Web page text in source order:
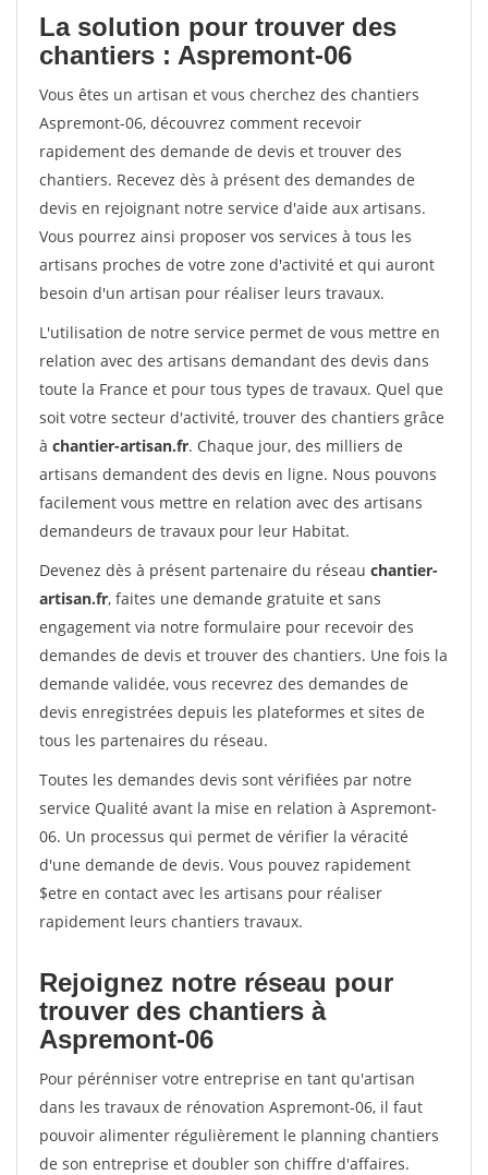
La solution pour trouver des
chantiers : Aspremont-06
Vous êtes un artisan et vous cherchez des chantiers
Aspremont-06, découvrez comment recevoir
rapidement des demande de devis et trouver des
chantiers. Recevez dès à présent des demandes de
devis en rejoignant notre service d'aide aux artisans.
Vous pourrez ainsi proposer vos services à tous les
artisans proches de votre zone d'activité et qui auront
besoin d'un artisan pour réaliser leurs travaux.
L'utilisation de notre service permet de vous mettre en
relation avec des artisans demandant des devis dans
toute la France et pour tous types de travaux. Quel que
soit votre secteur d'activité, trouver des chantiers grâce
à chantier-artisan.fr. Chaque jour, des milliers de
artisans demandent des devis en ligne. Nous pouvons
facilement vous mettre en relation avec des artisans
demandeurs de travaux pour leur Habitat.
Devenez dès à présent partenaire du réseau chantier-
artisan.fr, faites une demande gratuite et sans
engagement via notre formulaire pour recevoir des
demandes de devis et trouver des chantiers. Une fois la
demande validée, vous recevrez des demandes de
devis enregistrées depuis les plateformes et sites de
tous les partenaires du réseau.
Toutes les demandes devis sont vérifiées par notre
service Qualité avant la mise en relation à Aspremont-
06. Un processus qui permet de vérifier la véracité
d'une demande de devis. Vous pouvez rapidement
$etre en contact avec les artisans pour réaliser
rapidement leurs chantiers travaux.
Rejoignez notre réseau pour
trouver des chantiers à
Aspremont-06
Pour pérénniser votre entreprise en tant qu'artisan
dans les travaux de rénovation Aspremont-06, il faut
pouvoir alimenter régulièrement le planning chantiers
de son entreprise et doubler son chiffre d'affaires.